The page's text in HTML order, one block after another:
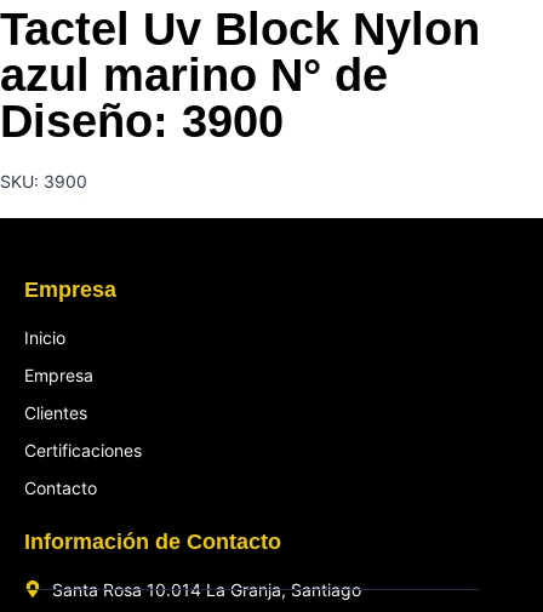
Tactel Uv Block Nylon
azul marino N° de
Diseño: 3900
SKU: 3900
Empresa
Inicio
Empresa
Clientes
Certificaciones
Contacto
Información de Contacto
Santa Rosa 10.014 La Granja, Santiago